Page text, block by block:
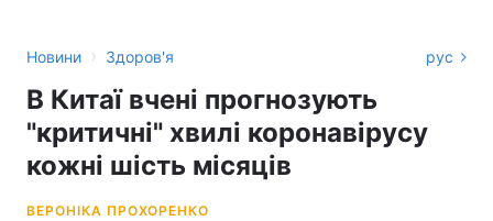
Новини › Здоров'я рус
В Китаї вчені прогнозують
"критичні" хвилі коронавірусу
кожні шість місяців
ВЕРОНІКА ПРОХОРЕНКО